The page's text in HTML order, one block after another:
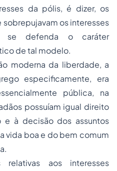
da pólis, é dizer, os
os interesses
se defenda o caráter
de tal modelo.
moderna da liberdade, a
especificamente, era
pública, na
possuíam igual direito
e à decisão dos assuntos
vida boa e do bem comum
relativas aos interesses